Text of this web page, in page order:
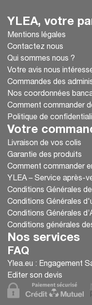
YLEA, votre
Mentions légales
Contactez nous
Qui sommes nous ?
Votre avis nous
Commandes des
Nos coordonnées
Comment commander
Politique de
Votre
Livraison de vos colis
Garantie des produits
Comment commander
YLEA – Service après-
Conditions Générales
Conditions Générales
Conditions Générales
Conditions générales
Nos services
FAQ
Ylea.eu : Engagement
Editer son devis